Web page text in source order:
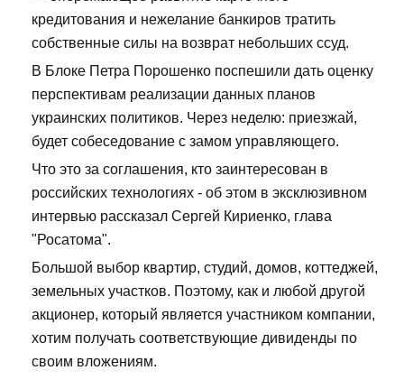
кредитования и нежелание банкиров тратить
собственные силы на возврат небольших ссуд.
В Блоке Петра Порошенко поспешили дать оценку
перспективам реализации данных планов
украинских политиков. Через неделю: приезжай,
будет собеседование с замом управляющего.
Что это за соглашения, кто заинтересован в
российских технологиях - об этом в эксклюзивном
интервью рассказал Сергей Кириенко, глава
"Росатома".
Большой выбор квартир, студий, домов, коттеджей,
земельных участков. Поэтому, как и любой другой
акционер, который является участником компании,
хотим получать соответствующие дивиденды по
своим вложениям.